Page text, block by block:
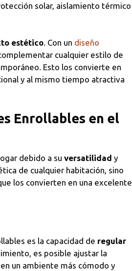
solar, aislamiento térmico
estético. Con un diseño
cualquier estilo de
Esto los convierte en
y al mismo tiempo atractiva
Enrollables en el
debido a su versatilidad y
de cualquier habitación, sino
los convierten en una excelente
es la capacidad de regular
es posible ajustar la
un ambiente más cómodo y